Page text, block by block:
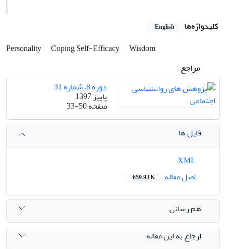
کلیدواژه‌ها English
Personality Coping Self-Efficacy
Wisdom
مراجع
دوره 8، شماره 31
پاییز 1397
صفحه33-50
فایل ها
اصل مقاله
659.93 K
هم رسانی
ارجاع به این مقاله